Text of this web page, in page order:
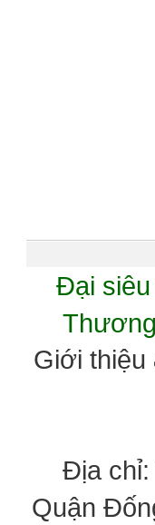
Đại siêu
Giới thiệu
Địa chỉ:
Quận